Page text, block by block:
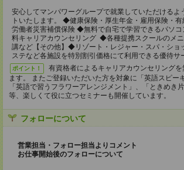
安心してマンパワーグループで就業していただけるよ
トいたします。 ◆健康保険・厚生年金・雇用保険・有
労働者災害補償保険 ◆無料で自宅で学習できるパソ
料キャリアカウンセリング ◆各種提携スクールのメ
講など【その他】◆リゾート・レジャー・スパ・ショ
ステなど各施設を特別割引価格にて利用できる優待サ
ポイント！
有資格者によるキャリアカウンセリング
ます。 またご登録いただいた方を対象に「英語スピー
「英語で習うフラワーアレンジメント」、「ときめき
等、楽しくて役に立つセミナーも開催しています。
フォローについて
営業担当・フォロー担当よりコメント
お仕事開始後のフォローについて